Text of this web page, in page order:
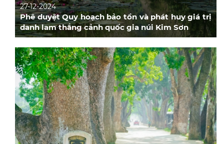
27-12-2024
Phê duyệt Quy hoạch bảo tồn và phát huy giá trị
danh lam thắng cảnh quốc gia núi Kim Sơn